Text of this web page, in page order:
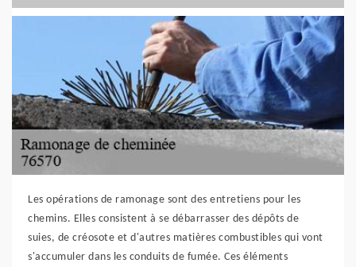
Les opérations de ramonage sont des entretiens pour les
chemins. Elles consistent à se débarrasser des dépôts de
suies, de créosote et d'autres matières combustibles qui vont
s'accumuler dans les conduits de fumée. Ces éléments